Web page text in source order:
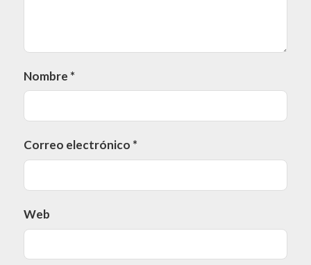
Nombre *
Correo electrónico *
Web